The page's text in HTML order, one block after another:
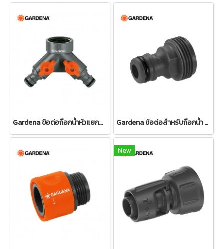
Gardena ข้อต่อก๊อกน้ำหัวแยกสองทาง 26.5 มม. (3/4") (00938-20) Gardena ข้อต่อสำหรับก๊อกน้ำ ขนาด 3/4" (26.5 มม.) (00921-50)
New